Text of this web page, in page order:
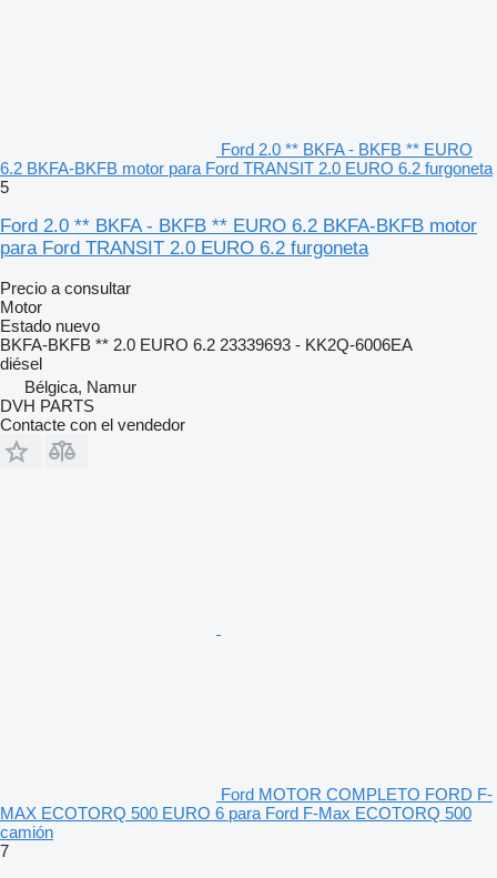
Ford 2.0 ** BKFA - BKFB ** EURO
6.2 BKFA-BKFB motor para Ford TRANSIT 2.0 EURO 6.2 furgoneta
5
Ford 2.0 ** BKFA - BKFB ** EURO 6.2 BKFA-BKFB motor
para Ford TRANSIT 2.0 EURO 6.2 furgoneta
Precio a consultar
Motor
Estado nuevo
BKFA-BKFB ** 2.0 EURO 6.2 23339693 - KK2Q-6006EA
diésel
Bélgica, Namur
DVH PARTS
Contacte con el vendedor
Ford MOTOR COMPLETO FORD F-
MAX ECOTORQ 500 EURO 6 para Ford F-Max ECOTORQ 500
camión
7